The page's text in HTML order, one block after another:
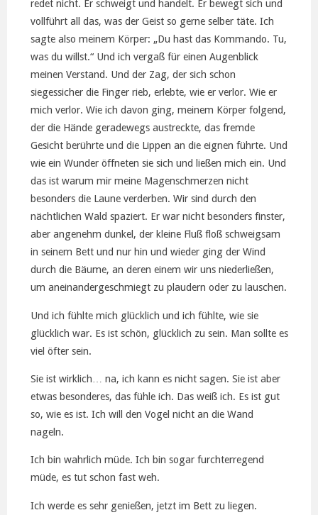
redet nicht. Er schweigt und handelt. Er bewegt sich und
vollführt all das, was der Geist so gerne selber täte. Ich
sagte also meinem Körper: „Du hast das Kommando. Tu,
was du willst.“ Und ich vergaß für einen Augenblick
meinen Verstand. Und der Zag, der sich schon
siegessicher die Finger rieb, erlebte, wie er verlor. Wie er
mich verlor. Wie ich davon ging, meinem Körper folgend,
der die Hände geradewegs austreckte, das fremde
Gesicht berührte und die Lippen an die eignen führte. Und
wie ein Wunder öffneten sie sich und ließen mich ein. Und
das ist warum mir meine Magenschmerzen nicht
besonders die Laune verderben. Wir sind durch den
nächtlichen Wald spaziert. Er war nicht besonders finster,
aber angenehm dunkel, der kleine Fluß floß schweigsam
in seinem Bett und nur hin und wieder ging der Wind
durch die Bäume, an deren einem wir uns niederließen,
um aneinandergeschmiegt zu plaudern oder zu lauschen.
Und ich fühlte mich glücklich und ich fühlte, wie sie
glücklich war. Es ist schön, glücklich zu sein. Man sollte es
viel öfter sein.
Sie ist wirklich… na, ich kann es nicht sagen. Sie ist aber
etwas besonderes, das fühle ich. Das weiß ich. Es ist gut
so, wie es ist. Ich will den Vogel nicht an die Wand
nageln.
Ich bin wahrlich müde. Ich bin sogar furchterregend
müde, es tut schon fast weh.
Ich werde es sehr genießen, jetzt im Bett zu liegen.